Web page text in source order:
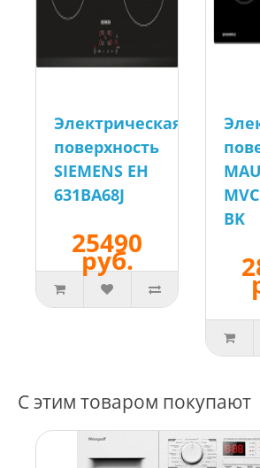
Электрическая
поверхность
SIEMENS EH
631BA68J
25490
руб.
BK
С этим товаром покупают